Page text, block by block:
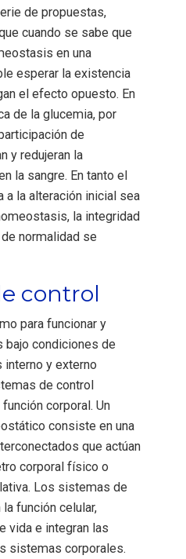
de propuestas,
cuando se sabe que
en una
esperar la existencia
el efecto opuesto. En
de la glucemia, por
de
y redujeran la
la sangre. En tanto el
la alteración inicial sea
la integridad
normalidad se
control
para funcionar y
bajo condiciones de
y externo
de control
corporal. Un
consiste en una
que actúan
corporal físico o
Los sistemas de
función celular,
vida e integran las
sistemas corporales.